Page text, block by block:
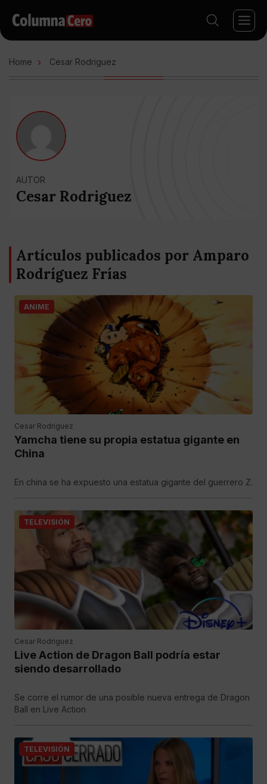
Home Cesar Rodriguez
AUTOR
Cesar Rodriguez
Artículos publicados por Amparo
Rodríguez Frías
ANIME
Cesar Rodriguez
Yamcha tiene su propia estatua gigante en
China
En china se ha expuesto una estatua gigante del guerrero Z.
TELEVISIÓN
Cesar Rodriguez
Live Action de Dragon Ball podría estar
siendo desarrollado
Se corre el rumor de una posible nueva entrega de Dragon
Ball en Live Action
TELEVISIÓN